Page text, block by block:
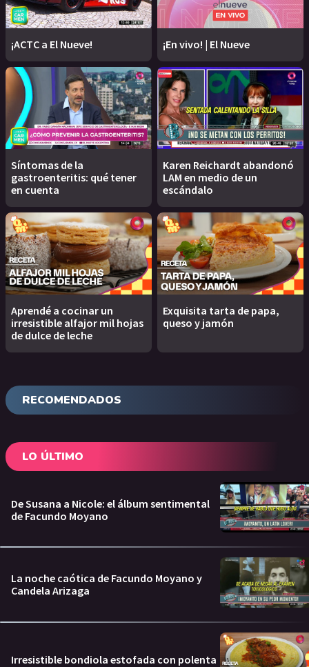
¡ACTC a El Nueve! ¡En vivo! | El Nueve
Síntomas de la
gastroenteritis: qué tener
en cuenta
Karen Reichardt abandonó
LAM en medio de un
escándalo
Aprendé a cocinar un
irresistible alfajor mil hojas
de dulce de leche
Exquisita tarta de papa,
queso y jamón
RECOMENDADOS
LO ÚLTIMO
De Susana a Nicole: el álbum sentimental
de Facundo Moyano
La noche caótica de Facundo Moyano y
Candela Arizaga
Irresistible bondiola estofada con polenta